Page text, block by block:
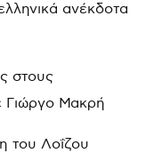
ανέκδοτα
στους
Γιώργο Μακρή
του Λοΐζου